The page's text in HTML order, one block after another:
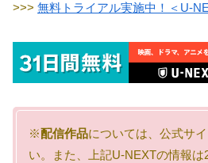
>>> 無料トライアル実施中！＜U-
※配信作品については、公式サ
い。また、上記U-NEXTの情報